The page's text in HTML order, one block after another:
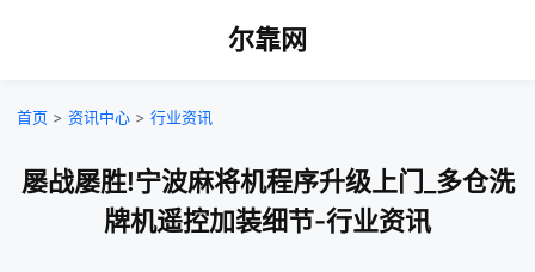
尔靠网
首页 > 资讯中心 > 行业资讯
屡战屡胜!宁波麻将机程序升级上门_多仓洗
牌机遥控加装细节-行业资讯